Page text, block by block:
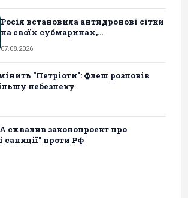
Росія встановила антидронові сітки
на своїх субмаринах,...
07.08.2026
"Петріоти": Флеш розповів
небезпеку
схвалив законопроект про
санкції" проти РФ